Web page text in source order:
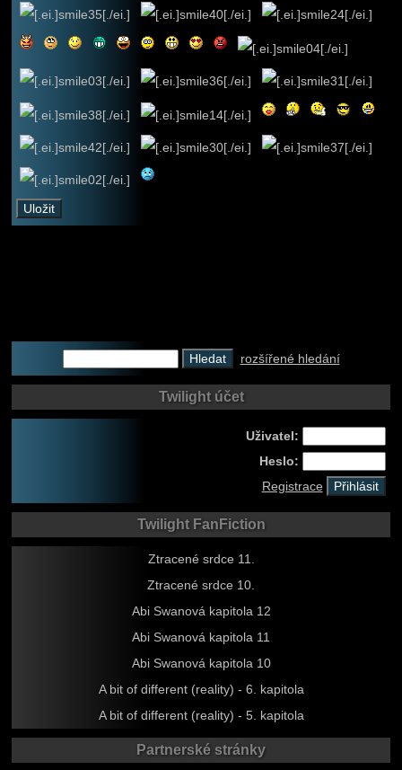
rozšířené hledání
Twilight účet
Uživatel:
Heslo:
Registrace
Twilight FanFiction
Ztracené srdce 11.
Ztracené srdce 10.
Abi Swanová kapitola 12
Abi Swanová kapitola 11
Abi Swanová kapitola 10
A bit of different (reality) - 6. kapitola
A bit of different (reality) - 5. kapitola
Partnerské stránky